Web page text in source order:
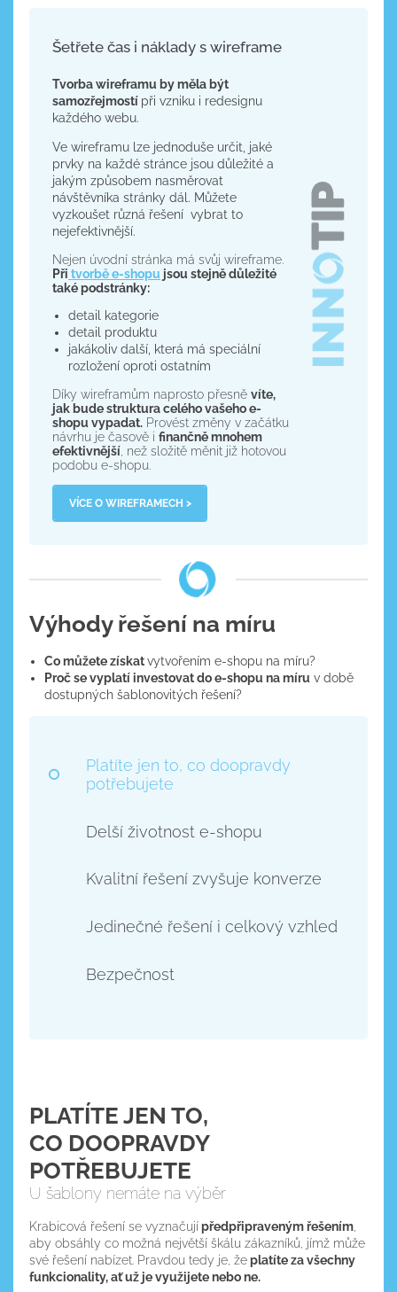
Šetřete čas i náklady s wireframe
Tvorba wireframu by měla být
samozřejmostí při vzniku i redesignu
každého webu.
Ve wireframu lze jednoduše určit, jaké
prvky na každé stránce jsou důležité a
jakým způsobem nasměrovat
návštěvníka stránky dál. Můžete
vyzkoušet různá řešení vybrat to
nejefektivnější.
Nejen úvodní stránka má svůj wireframe.
Při tvorbě e-shopu jsou stejně důležité
také podstránky:
detail kategorie
detail produktu
jakákoliv další, která má speciální
rozložení oproti ostatním
Díky wireframům naprosto přesně víte,
jak bude struktura celého vašeho e-
shopu vypadat.Provést změny v začátku
návrhu je časově i finančně mnohem
efektivnější, než složitě měnit již hotovou
podobu e-shopu.
VÍCE O WIREFRAMECH >
Výhody řešení na míru
Co můžete získatvytvořením e-shopu na míru?
Proč se vyplatí investovat do e-shopu na míru v době
dostupných šablonovitých řešení?
Platíte jen to, co doopravdy
potřebujete
Delší životnost e-shopu
Kvalitní řešení zvyšuje konverze
Jedinečné řešení i celkový vzhled
Bezpečnost
PLATÍTE JEN TO,
CO DOOPRAVDY
POTŘEBUJETE
U šablony nemáte na výběr
Krabicová řešení se vyznačujípředpřipraveným řešením,
aby obsáhly co možná největší škálu zákazníků, jímž může
své řešení nabízet. Pravdou tedy je, žeplatíte za všechny
funkcionality, ať už je využijete nebo ne.